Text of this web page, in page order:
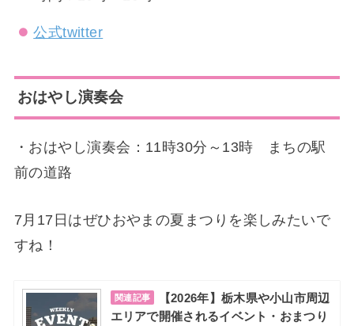
公式twitter
おはやし演奏会
・おはやし演奏会：11時30分～13時 まちの駅
前の道路
7月17日はぜひおやまの夏まつりを楽しみたいで
すね！
関連記事
【2026年】栃木県や小山市周辺
エリアで開催されるイベント・おまつり